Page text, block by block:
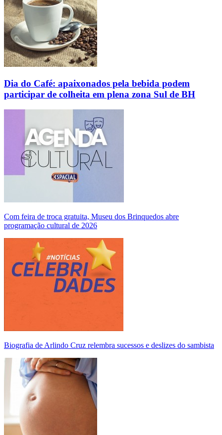
Dia do Café: apaixonados pela bebida podem
participar de colheita em plena zona Sul de BH
Com feira de troca gratuita, Museu dos Brinquedos abre
programação cultural de 2026
Biografia de Arlindo Cruz relembra sucessos e deslizes do sambista